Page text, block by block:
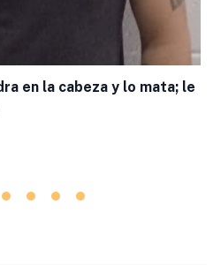
en la cabeza y lo mata; le